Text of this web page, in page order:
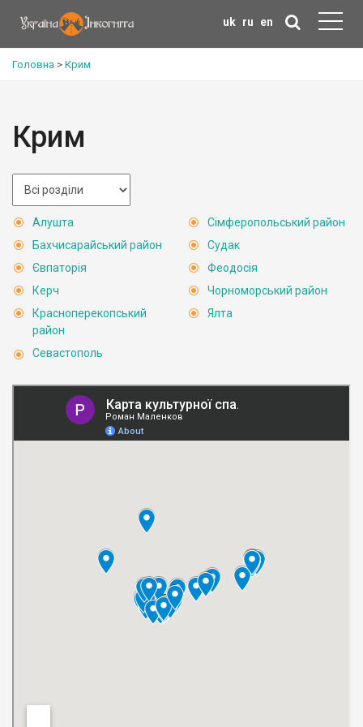
uk ru en
Головна > Крим
Крим
Алушта
Бахчисарайський район
Євпаторія
Керч
Красноперекопський
район
Севастополь
Сімферопольський район
Судак
Феодосія
Чорноморський район
Ялта